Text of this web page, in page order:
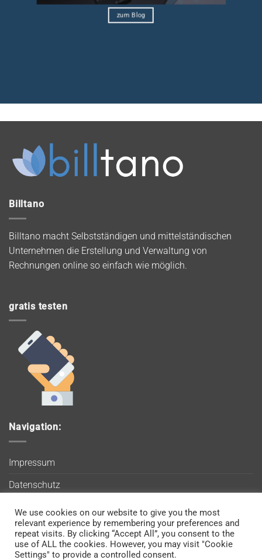
zum Blog
Billtano
Billtano macht Selbstständigen und mittelständischen
Unternehmen die Erstellung und Verwaltung von
Rechnungen online so einfach wie möglich.
gratis testen
Navigation:
Impressum
Datenschutz
AGB
Blog
Kontakt
We use cookies on our website to give you the most
relevant experience by remembering your preferences and
repeat visits. By clicking “Accept All”, you consent to the
use of ALL the cookies. However, you may visit "Cookie
Settings" to provide a controlled consent.
Wir verwenden Cookies, um sicherzustellen, dass Sie auf
unserer Website die bestmögliche Erfahrung machen. Wenn
Sie diese Website weiterhin nutzen, gehen wir davon aus, dass